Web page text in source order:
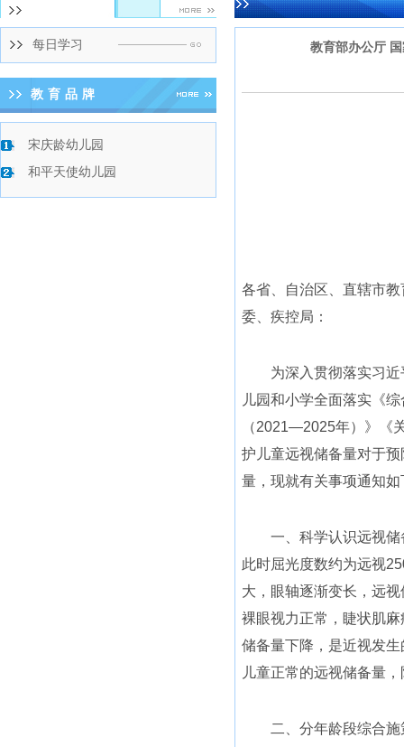
每日学习
教育品牌
宋庆龄幼儿园
和平天使幼儿园
教育部办公厅
各省、自治区、直辖市
委、疾控局：
为深入贯彻落实习近
儿园和小学全面落实《
（2021—2025年）》《
护儿童远视储备量对于
量，现就有关事项通知如
一、科学认识远视储
此时屈光度数约为远视
大，眼轴逐渐变长，远
裸眼视力正常，睫状肌
储备量下降，是近视发
儿童正常的远视储备量
二、分年龄段综合施